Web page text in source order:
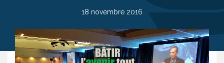
18 novembre 2016